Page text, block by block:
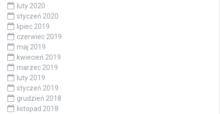
luty 2020
styczeń 2020
lipiec 2019
czerwiec 2019
maj 2019
kwiecień 2019
marzec 2019
luty 2019
styczeń 2019
grudzień 2018
listopad 2018